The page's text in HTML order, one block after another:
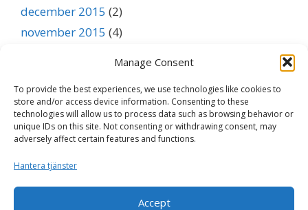
Manage Consent
To provide the best experiences, we use technologies like cookies to
store and/or access device information. Consenting to these
technologies will allow us to process data such as browsing behavior or
unique IDs on this site. Not consenting or withdrawing consent, may
adversely affect certain features and functions.
Hantera tjänster
Accept
december 2015 (2)
november 2015 (4)
augusti 2015(1)
juli 2015(1)
juni 2015(1)